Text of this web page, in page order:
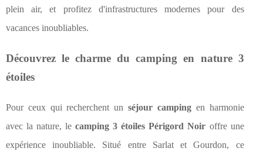
plein air, et profitez d'infrastructures modernes pour des
vacances inoubliables.
Découvrez le charme du camping en nature 3
étoiles
Pour ceux qui recherchent unséjour campingen harmonie
avec la nature, lecamping 3 étoiles Périgord Noir offre une
expérience inoubliable. Situé entre Sarlat et Gourdon, ce